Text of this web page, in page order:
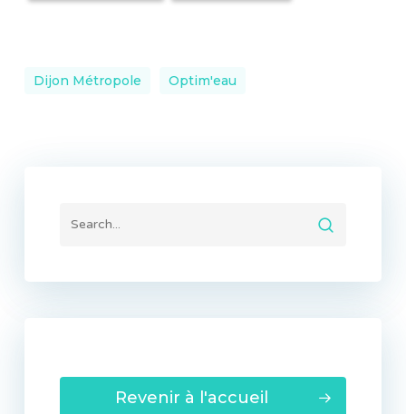
Dijon Métropole Optim'eau
Revenir à l'accueil